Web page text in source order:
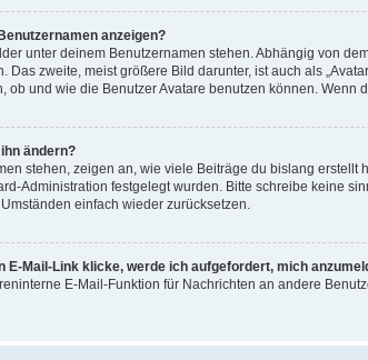
anzeigen?
unter deinem Benutzernamen stehen. Abhängig von
Das zweite, meist größere Bild darunter, ist auch als
ob und wie die Benutzer Avatare benutzen können.
ändern?
stehen, zeigen an, wie viele Beiträge du bislang
Administration festgelegt wurden. Bitte schreibe keine
einfach wieder zurücksetzen.
E-Mail-Link klicke, werde ich aufgefordert, mich
E-Mail-Funktion für Nachrichten an andere